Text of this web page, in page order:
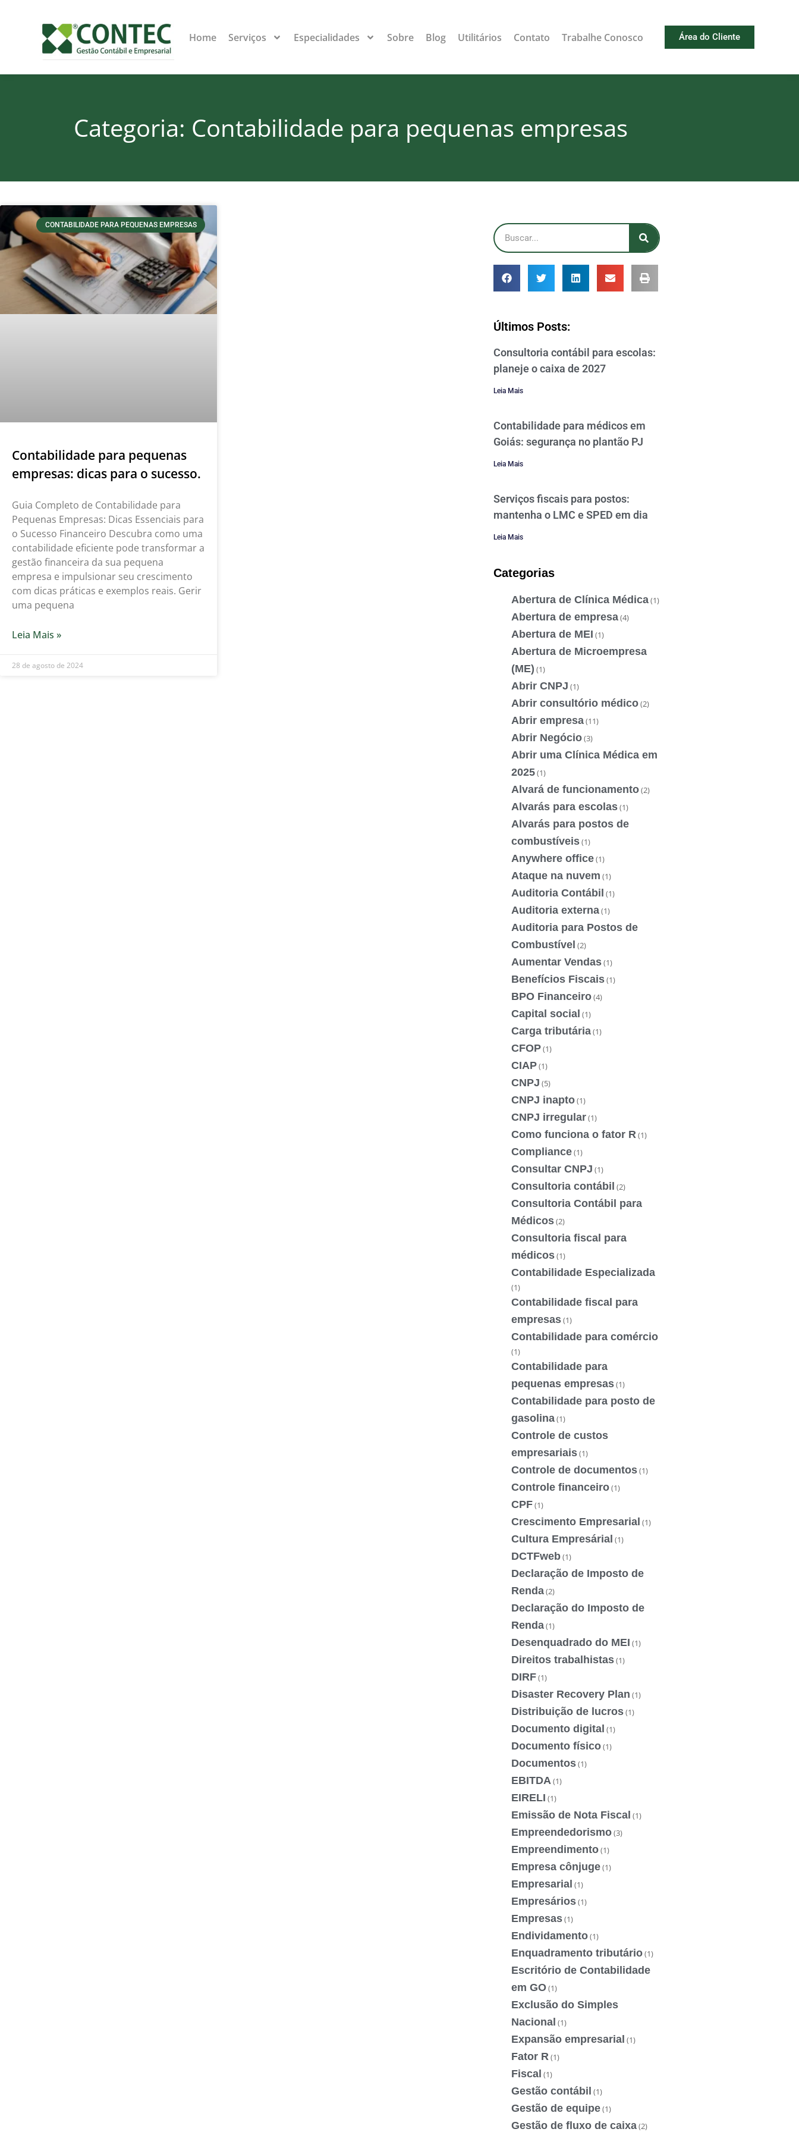
Home Serviços Especialidades Sobre Blog Utilitários Contato Trabalhe Conosco Área do Cliente
Categoria: Contabilidade para pequenas empresas
CONTABILIDADE PARA PEQUENAS EMPRESAS
Contabilidade para pequenas
empresas: dicas para o sucesso.
Guia Completo de Contabilidade para
Pequenas Empresas: Dicas Essenciais para
o Sucesso Financeiro Descubra como uma
contabilidade eficiente pode transformar a
gestão financeira da sua pequena
empresa e impulsionar seu crescimento
com dicas práticas e exemplos reais. Gerir
uma pequena
Leia Mais »
28 de agosto de 2024
Últimos Posts:
Consultoria contábil para escolas:
planeje o caixa de 2027
Leia Mais
Contabilidade para médicos em
Goiás: segurança no plantão PJ
Leia Mais
Serviços fiscais para postos:
mantenha o LMC e SPED em dia
Leia Mais
Categorias
Abertura de Clínica Médica(1)
Abertura de empresa(4)
Abertura de MEI (1)
Abertura de Microempresa
(ME) (1)
Abrir CNPJ (1)
Abrir consultório médico(2)
Abrir empresa(11)
Abrir Negócio(3)
Abrir uma Clínica Médica em
2025(1)
Alvará de funcionamento(2)
Alvarás para escolas(1)
Alvarás para postos de
combustíveis(1)
Anywhere office(1)
Ataque na nuvem (1)
Auditoria Contábil (1)
Auditoria externa(1)
Auditoria para Postos de
Combustível (2)
Aumentar Vendas(1)
Benefícios Fiscais(1)
BPO Financeiro(4)
Capital social (1)
Carga tributária(1)
CFOP(1)
CIAP(1)
CNPJ (5)
CNPJ inapto(1)
CNPJ irregular(1)
Como funciona o fator R(1)
Compliance(1)
Consultar CNPJ (1)
Consultoria contábil (2)
Consultoria Contábil para
Médicos(2)
Consultoria fiscal para
médicos(1)
Contabilidade Especializada
(1)
Contabilidade fiscal para
empresas(1)
Contabilidade para comércio
(1)
Contabilidade para
pequenas empresas(1)
Contabilidade para posto de
gasolina(1)
Controle de custos
empresariais(1)
Controle de documentos(1)
Controle financeiro(1)
CPF(1)
Crescimento Empresarial (1)
Cultura Empresárial (1)
DCTFweb(1)
Declaração de Imposto de
Renda(2)
Declaração do Imposto de
Renda(1)
Desenquadrado do MEI (1)
Direitos trabalhistas(1)
DIRF(1)
Disaster Recovery Plan (1)
Distribuição de lucros(1)
Documento digital (1)
Documento físico(1)
Documentos(1)
EBITDA(1)
EIRELI (1)
Emissão de Nota Fiscal (1)
Empreendedorismo(3)
Empreendimento(1)
Empresa cônjuge(1)
Empresarial (1)
Empresários(1)
Empresas(1)
Endividamento(1)
Enquadramento tributário(1)
Escritório de Contabilidade
em GO(1)
Exclusão do Simples
Nacional (1)
Expansão empresarial (1)
Fator R(1)
Fiscal (1)
Gestão contábil (1)
Gestão de equipe(1)
Gestão de fluxo de caixa(2)